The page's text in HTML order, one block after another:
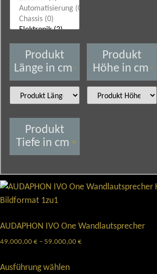
Produkt
Länge in cm-
Produkt
Höhe in cm -
Produkt
Tiefe in cm +
AUDAPHON IVO One Wandlautsprecher
49.000,00€ – 59.000,00€
Ausführung wählen